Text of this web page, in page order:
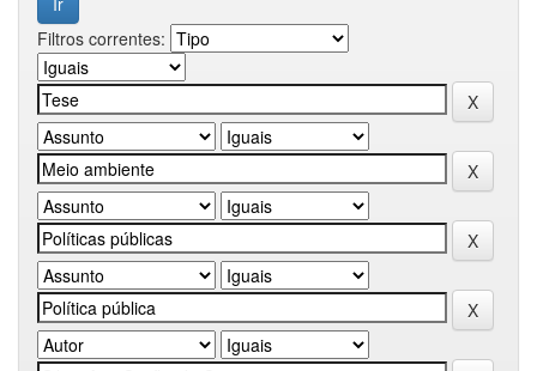
Filtros correntes: